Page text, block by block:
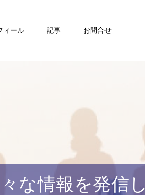
ィール 記事 お問合せ
な情報を発信